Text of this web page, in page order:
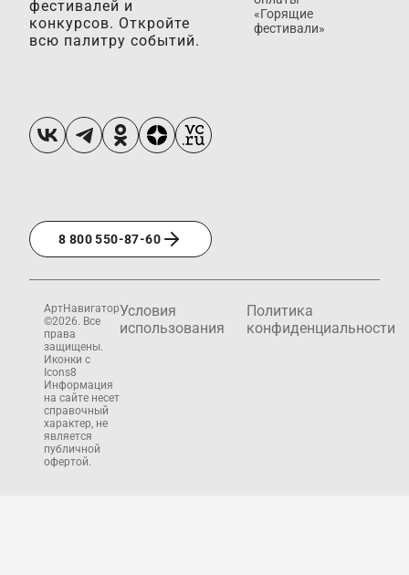
фестивалей и
конкурсов. Откройте
всю палитру событий.
8 800 550-87-60
«Горящие
фестивали»
АртНавигатор
©2026. Все
права
защищены.
Иконки с
Icons8
Информация
на сайте несет
справочный
характер, не
является
публичной
офертой.
Условия
использования
Политика
конфиденциальности